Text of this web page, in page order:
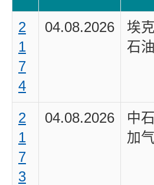
2
1
7
4
04.08.2026
埃
石
2
1
7
3
04.08.2026
中
加